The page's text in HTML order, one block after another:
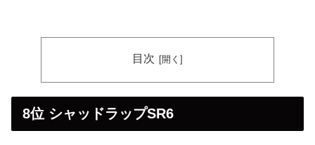
目次
8位 シャッドラップSR6